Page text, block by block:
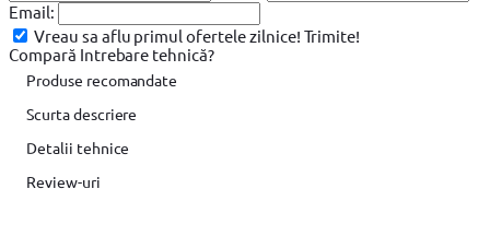
Email:
Vreau sa aflu primul ofertele zilnice! Trimite!
Compară Intrebare tehnică?
Produse recomandate
Scurta descriere
Detalii tehnice
Review-uri